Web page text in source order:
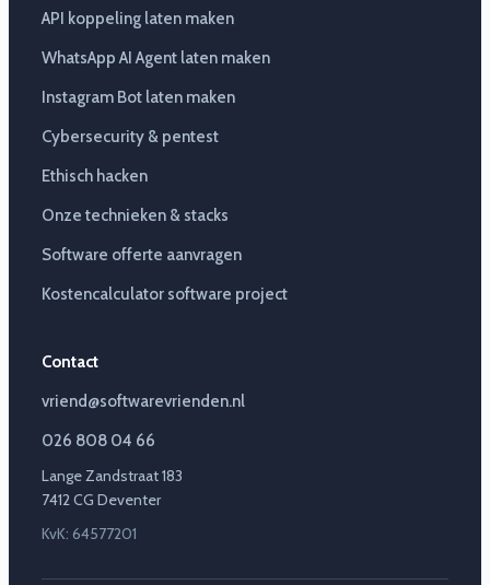
API koppeling laten maken
WhatsApp AI Agent laten maken
Instagram Bot laten maken
Cybersecurity & pentest
Ethisch hacken
Onze technieken & stacks
Software offerte aanvragen
Kostencalculator software project
Contact
vriend@softwarevrienden.nl
026 808 04 66
Lange Zandstraat 183
7412 CG Deventer
KvK: 64577201